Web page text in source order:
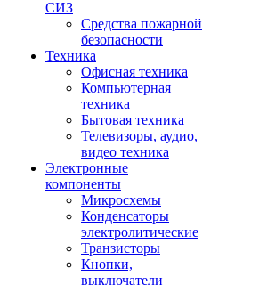
СИЗ
Средства пожарной
безопасности
Техника
Офисная техника
Компьютерная
техника
Бытовая техника
Телевизоры, аудио,
видео техника
Электронные
компоненты
Микросхемы
Конденсаторы
электролитические
Транзисторы
Кнопки,
выключатели